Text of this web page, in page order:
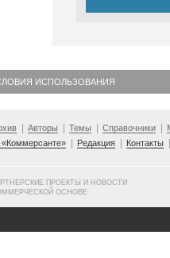
ИСПОЛЬЗОВАНИЯ
Авторы Темы Справочники
Редакция Контакты
ПРОЕКТЫ И НОВОСТИ
ОСНОВЕ